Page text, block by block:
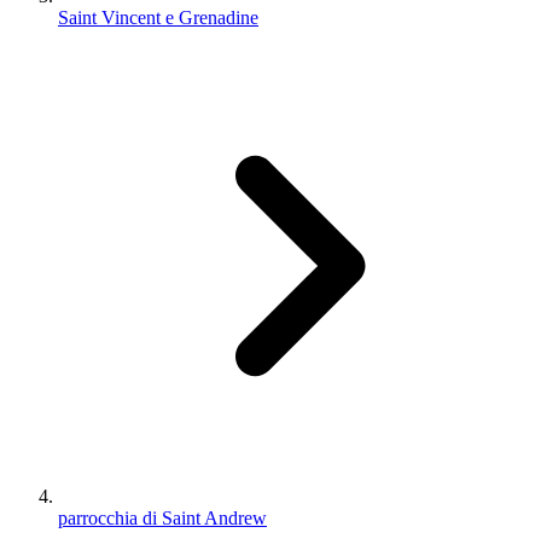
Saint Vincent e Grenadine
parrocchia di Saint Andrew